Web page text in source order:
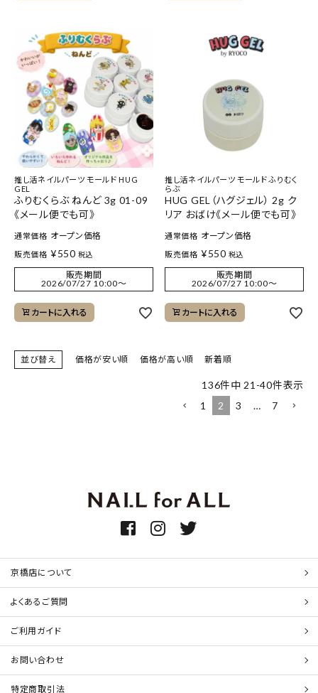
推し活ネイルパーツ モールド HUG
GEL
ふりむくらぶ ねんど 3g 01-09
《メール便でも可》
通常価格 オープン価格
販売価格 ¥550 税込
販売期間
2026/07/27 10:00〜
カートに入れる
推し活ネイルパーツ モールド ふりむく
らぶ
HUG GEL（ハグジェル） 2g ク
リア おばけ《メール便でも可》
通常価格 オープン価格
販売価格 ¥550 税込
販売期間
2026/07/27 10:00〜
カートに入れる
並び替え 価格が安い順 価格が高い順 新着順
136件中 21 -40件表示
1
2 3 … 7
京橋店について
よくあるご質問
ご利用ガイド
お問い合わせ
特定商取引法